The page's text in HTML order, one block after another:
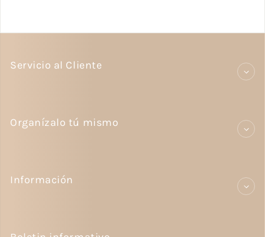
Servicio al Cliente
Organízalo tú mismo
Información